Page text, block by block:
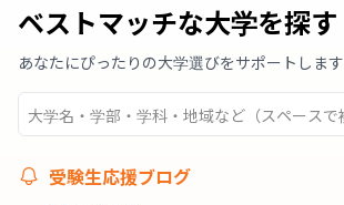
ベストマッチな大学を探す
あなたにぴったりの大学選びをサポートします
受験生応援ブログ